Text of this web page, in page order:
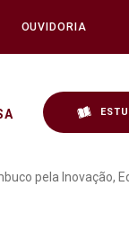
OUVIDORIA
pela Inovação,